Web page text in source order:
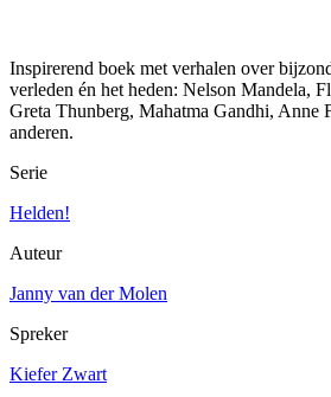
Inspirerend boek met verhalen over
verleden én het heden: Nelson Mandela,
Greta Thunberg, Mahatma Gandhi, Anne
anderen.
Serie
Helden!
Auteur
Janny van der Molen
Spreker
Kiefer Zwart